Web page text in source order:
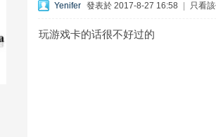
Yenifer 發表於 2017-8-27 16:58 只看
玩游戏卡的话很不好过的